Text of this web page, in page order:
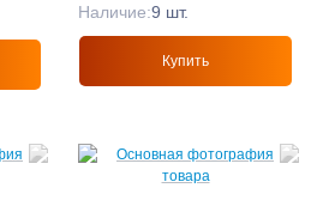
Наличие:9 шт.
Купить